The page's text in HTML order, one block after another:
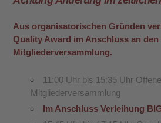
Aus organisatorischen Gründen
Quality Award im Anschluss an den
Mitgliederversammlung.
11:00 Uhr bis 15:35 Uhr
Mitgliederversammlung
Im Anschluss Verleihung